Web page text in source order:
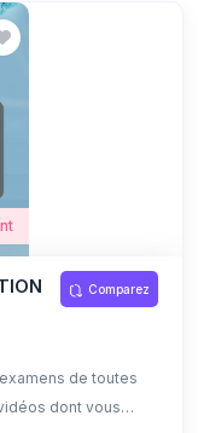
Comparez
de toutes
dont vous